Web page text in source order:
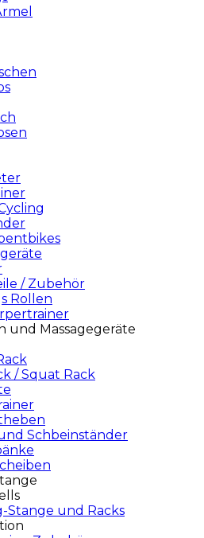
/ Zubehör
Rollen
und Massagegeräte
/ Squat Rack
Schbeinständer
Stange und Racks